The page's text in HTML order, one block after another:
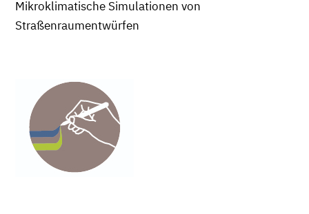
Mikroklimatische Simulationen von
Straßenraumentwürfen